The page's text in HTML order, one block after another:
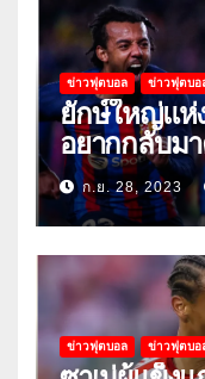
ข่าวฟุตบอล ข่าวฟุตบอ
ยักษ์ใหญ่แห่
อยากกลับม
พวกเขาเปิด
ก.ย. 28, 2023
ข่าวฟุตบอล ข่าวฟุตบอ